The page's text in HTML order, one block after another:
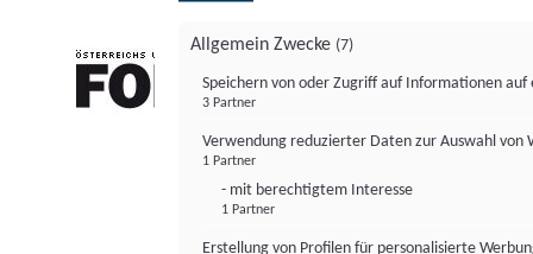
Allgemein Zwecke (7)
Speichern von oder Zugriff auf Informationen auf
3 Partner
Verwendung reduzierter Daten zur Auswahl von
1 Partner
- mit berechtigtem Interesse
1 Partner
Erstellung von Profilen für personalisierte
FONDS professionell